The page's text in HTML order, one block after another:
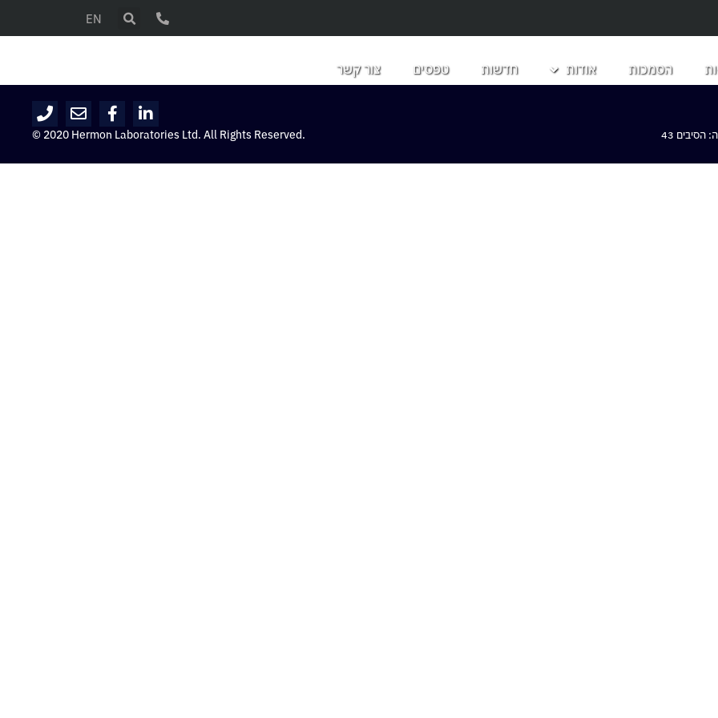
EN
הסמכות אודות חדשות טפסים צור קשר
43
© 2020 Hermon Laboratories Ltd. All Rights Reserved.